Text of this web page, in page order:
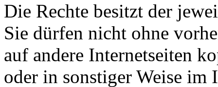
Die Rechte besitzt der
Sie dürfen nicht ohne
auf andere Internetseiten
oder in sonstiger Weise im